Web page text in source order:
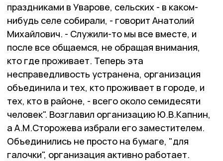
праздниками в Уварове, сельских - в каком-
нибудь селе собирали, - говорит Анатолий
Михайлович. - Служили-то мы все вместе, и
после все общаемся, не обращая внимания,
кто где проживает. Теперь эта
несправедливость устранена, организация
объединила и тех, кто проживает в городе, и
тех, кто в районе, - всего около семидесяти
человек". Возглавил организацию Ю.В.Капнин,
а А.М.Сторожева избрали его заместителем.
Объединились не просто на бумаге, "для
галочки", организация активно работает.